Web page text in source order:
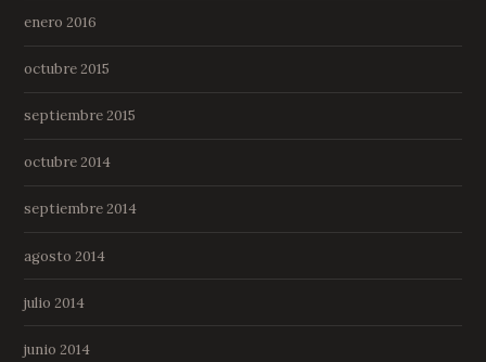
enero 2016
octubre 2015
septiembre 2015
octubre 2014
septiembre 2014
agosto 2014
julio 2014
junio 2014